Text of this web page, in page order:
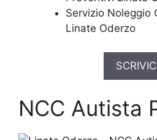
Servizio Noleggio
Linate Oderzo
NCC Autista